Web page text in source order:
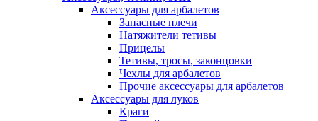
Аксессуары для арбалетов
Запасные плечи
Натяжители тетивы
Прицелы
Тетивы, тросы, законцовки
Чехлы для арбалетов
Прочие аксессуары для арбалетов
Аксессуары для луков
Краги